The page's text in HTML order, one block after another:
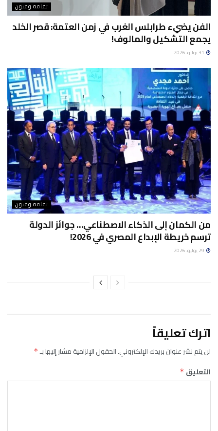
ثقافة وفنون
الفن يضيء طرابلس الغرب في زمن العتمة: قصر الخلد
يجمع التشكيل والمالوف!
ثقافة وفنون
من الكمان إلى الذكاء الاصطناعي… جوائز الدولة
ترسم خريطة الإبداع المصري في 2026!
اترك تعليقاً
لن يتم نشر عنوان بريدك الإلكتروني.الحقول الإلزامية مشار إليها بـ*
التعليق *